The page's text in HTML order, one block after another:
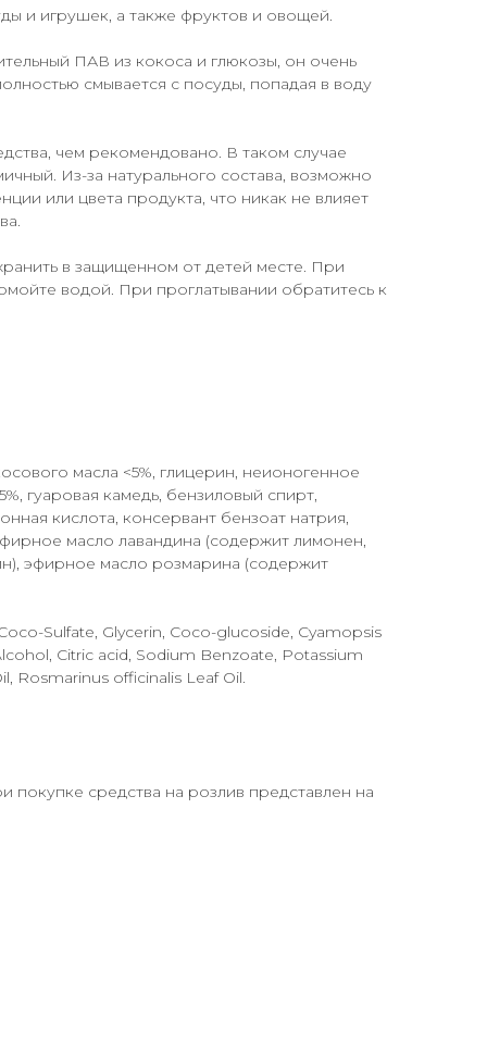
и игрушек, а также фруктов и овощей.
ПАВ из кокоса и глюкозы, он очень
смывается с посуды, попадая в воду
чем рекомендовано. В таком случае
Из-за натурального состава, возможно
или цвета продукта, что никак не влияет
в защищенном от детей месте. При
водой. При проглатывании обратитесь к
масла <5%, глицерин, неионогенное
гуаровая камедь, бензиловый спирт,
кислота, консервант бензоат натрия,
масло лавандина (содержит лимонен,
эфирное масло розмарина (содержит
Sulfate, Glycerin, Coco-glucoside, Cyamopsis
Citric acid, Sodium Benzoate, Potassium
Rosmarinus officinalis Leaf Oil.
средства на розлив представлен на